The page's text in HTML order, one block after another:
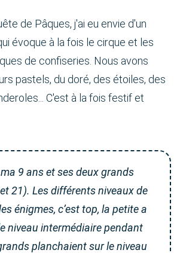
de Pâques, j'ai eu envie d'un
évoque à la fois le cirque et les
de confiseries. Nous avons
pastels, du doré, des étoiles, des
C'est à la fois festif et
9 ans et ses deux grands
21). Les différents niveaux de
énigmes, c’est top, la petite a
niveau intermédiaire pendant
planchaient sur le niveau